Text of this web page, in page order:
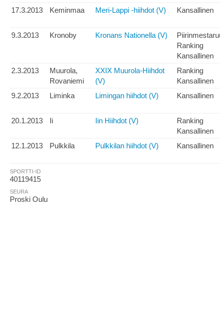
17.3.2013 Keminmaa Meri-Lappi -hiihdot (V) Kansallinen
9.3.2013 Kronoby Kronans Nationella (V)
Ranking
Kansallinen
2.3.2013
Muurola,
Rovaniemi
XXIX Muurola-Hiihdot
(V)
Ranking
Kansallinen
9.2.2013
Liminka Limingan hiihdot (V) Kansallinen
20.1.2013 Ii Iin Hiihdot (V)
Ranking
Kansallinen
12.1.2013
Pulkkila Pulkkilan hiihdot (V) Kansallinen
SPORTTI-ID
40119415
SEURA
Proski Oulu